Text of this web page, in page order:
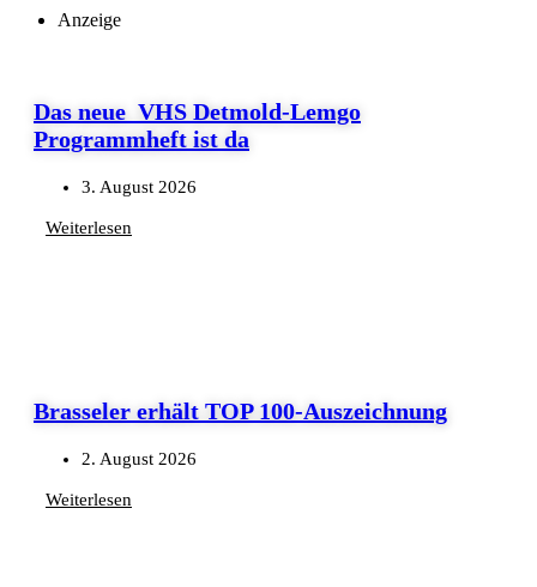
Anzeige
Das neue VHS Detmold-Lemgo
Programmheft ist da
3. August 2026
Weiterlesen
Brasseler erhält TOP 100-Auszeichnung
2. August 2026
Weiterlesen